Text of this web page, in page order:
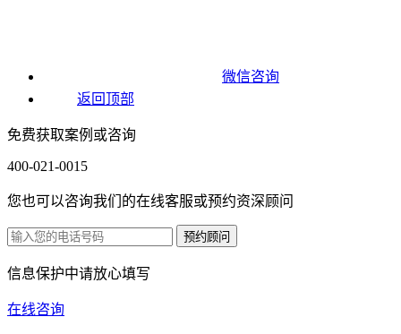
微信咨询
返回顶部
免费获取案例或咨询
400-021-0015
您也可以咨询我们的在线客服或预约资深顾问
信息保护中请放心填写
在线咨询